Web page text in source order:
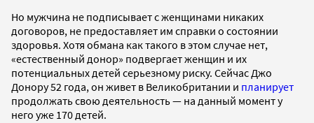
Но мужчина не подписывает с женщинами никаких
договоров, не предоставляет им справки о состоянии
здоровья. Хотя обмана как такого в этом случае нет,
«естественный донор» подвергает женщин и их
потенциальных детей серьезному риску. Сейчас Джо
Донору 52 года, он живет в Великобритании и планирует
продолжать свою деятельность — на данный момент у
него уже 170 детей.